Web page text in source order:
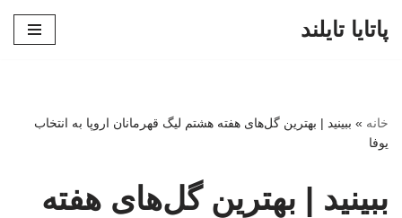
پاتایا تایلند
خانه » ببینید | بهترین گل‌های هفته هشتم لیگ قهرمانان اروپا به انتخاب
یوفا
ببینید | بهترین گل‌های هفته